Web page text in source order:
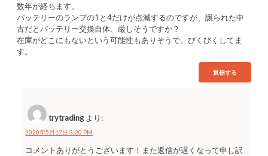
数年が経ちます。
バッテリーのランプの1と4だけが点滅するのですが、譲られた中
古だとバッテリー交換自体、厳しそうですか？
在庫がどこにもないという可能性もありそうで、びくびくしてま
す。
返信する
trytrading より:
2020年5月17日 3:20 PM
コメントありがとうございます！また返信が遅くなって申し訳